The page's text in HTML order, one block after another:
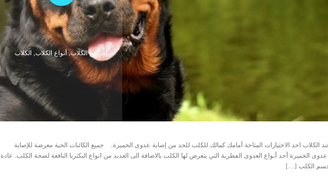
أمراض الكلاب,أنواع الكلاب الكلاب
الكلاب احد الاختيارات المتاحة أمامك كمالك للكلب للحد من إصابة عدوى الخميرة. جميع الكائنات الحية معرضة للإصابة
الخميرة أحد أنواع العدوى الفطرية التي يتعرض لها الكلب بالاضافة الى العديد من انواع البكتريا النافعة لصحة الكلب. عادة
جسم الكلب […]